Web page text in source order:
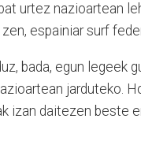
urtez nazioartean
espainiar surf
bada, egun legeek
jarduteko.
izan daitezen beste